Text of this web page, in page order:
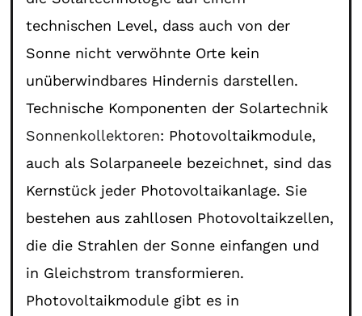
technischen Level, dass auch von der
Sonne nicht verwöhnte Orte kein
unüberwindbares Hindernis darstellen.
Technische Komponenten der Solartechnik
Sonnenkollektoren: Photovoltaikmodule,
auch als Solarpaneele bezeichnet, sind das
Kernstück jeder Photovoltaikanlage. Sie
bestehen aus zahllosen Photovoltaikzellen,
die die Strahlen der Sonne einfangen und
in Gleichstrom transformieren.
Photovoltaikmodule gibt es in